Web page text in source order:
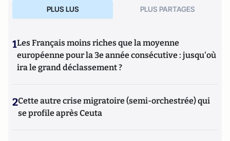
PLUS LUS PLUS PARTAGES
1Les Français moins riches que la moyenne
européenne pour la 3e année consécutive : jusqu'où
ira le grand déclassement ?
2Cette autre crise migratoire (semi-orchestrée) qui
se profile après Ceuta